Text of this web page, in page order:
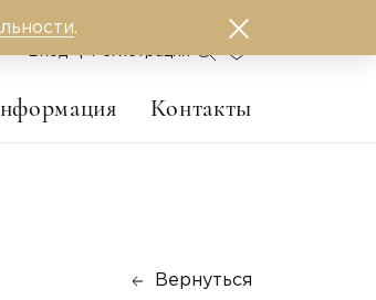
Контакты
Вернуться
.